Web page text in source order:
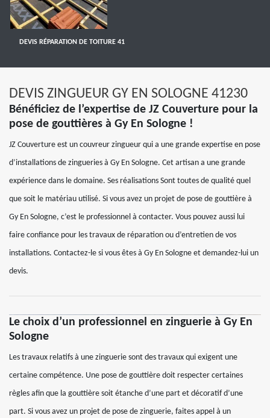
DEVIS RÉPARATION DE TOITURE 41
DEVIS ZINGUEUR GY EN SOLOGNE 41230
Bénéficiez de l’expertise de JZ Couverture pour la
pose de gouttières à Gy En Sologne !
JZ Couverture est un couvreur zingueur qui a une grande expertise en pose
d’installations de zingueries à Gy En Sologne. Cet artisan a une grande
expérience dans le domaine. Ses réalisations Sont toutes de qualité quel
que soit le matériau utilisé. Si vous avez un projet de pose de gouttière à
Gy En Sologne, c’est le professionnel à contacter. Vous pouvez aussi lui
faire confiance pour les travaux de réparation ou d’entretien de vos
installations. Contactez-le si vous êtes à Gy En Sologne et demandez-lui un
devis.
Le choix d’un professionnel en zinguerie à Gy En
Sologne
Les travaux relatifs à une zinguerie sont des travaux qui exigent une
certaine compétence. Une pose de gouttière doit respecter certaines
règles afin que la gouttière soit étanche d’une part et décoratif d’une
part. Si vous avez un projet de pose de zinguerie, faites appel à un